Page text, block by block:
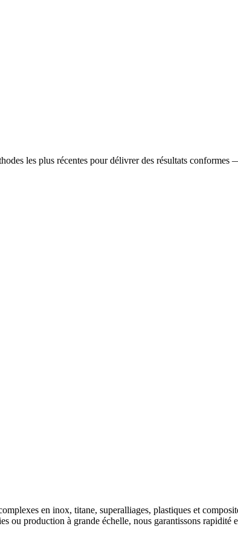
les plus récentes pour délivrer des résultats
en inox, titane, superalliages, plastiques et
ou production à grande échelle, nous garantissons rapidité